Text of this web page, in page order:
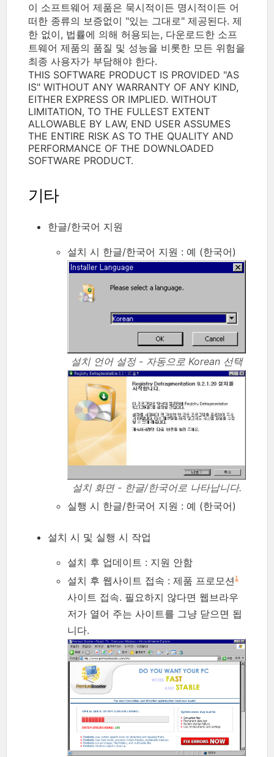
이 소프트웨어 제품은 묵시적이든 명시적이든 어
떠한 종류의 보증없이 "있는 그대로" 제공된다. 제
한 없이, 법률에 의해 허용되는, 다운로드한 소프
트웨어 제품의 품질 및 성능을 비롯한 모든 위험을
최종 사용자가 부담해야 한다.
THIS SOFTWARE PRODUCT IS PROVIDED "AS
IS" WITHOUT ANY WARRANTY OF ANY KIND,
EITHER EXPRESS OR IMPLIED. WITHOUT
LIMITATION, TO THE FULLEST EXTENT
ALLOWABLE BY LAW, END USER ASSUMES
THE ENTIRE RISK AS TO THE QUALITY AND
PERFORMANCE OF THE DOWNLOADED
SOFTWARE PRODUCT.
기타
한글/한국어 지원
설치 시 한글/한국어 지원 : 예 (한국어)
설치 언어 설정 - 자동으로 Korean 선택
설치 화면 - 한글/한국어로 나타납니다.
실행 시 한글/한국어 지원 : 예 (한국어)
설치 시 및 실행 시 작업
설치 후 업데이트 : 지원 안함
설치 후 웹사이트 접속 : 제품 프로모션1
사이트 접속. 필요하지 않다면 웹브라우
저가 열어 주는 사이트를 그냥 닫으면 됩
니다.